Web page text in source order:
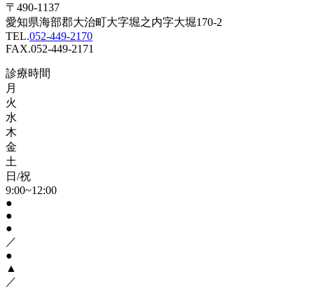
〒490-1137
愛知県海部郡大治町大字堀之内字大堀170-2
TEL.052-449-2170
FAX.052-449-2171
診療時間
月
火
水
木
金
土
日/祝
9:00~12:00
●
●
●
／
●
▲
／